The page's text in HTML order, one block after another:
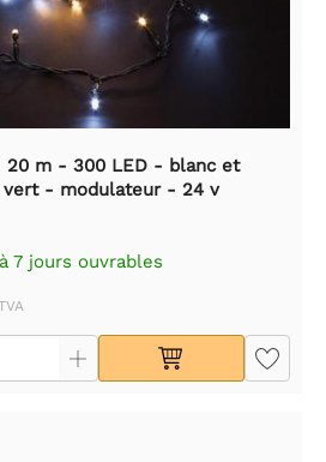
20 m - 300 LED - blanc et
vert - modulateur - 24 v
7 jours ouvrables